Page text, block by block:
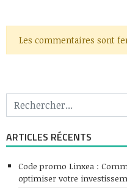
Les commentaires sont
ARTICLES RÉCENTS
Code promo Linxea :
optimiser votre